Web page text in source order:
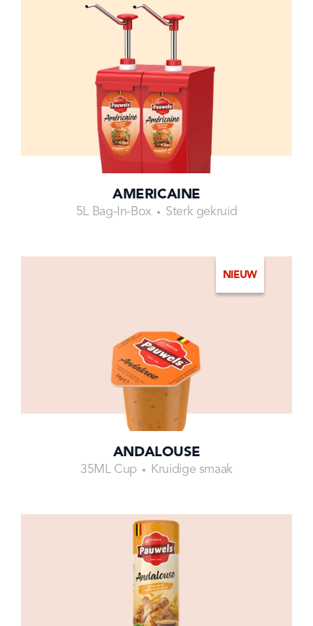
AMERICAINE
5L Bag-In-Box Sterk gekruid
NIEUW
ANDALOUSE
35ML Cup Kruidige smaak